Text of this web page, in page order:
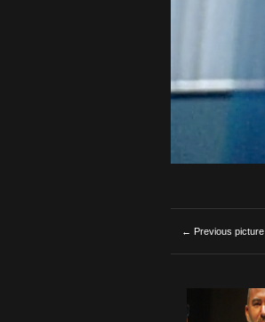
← Previous picture